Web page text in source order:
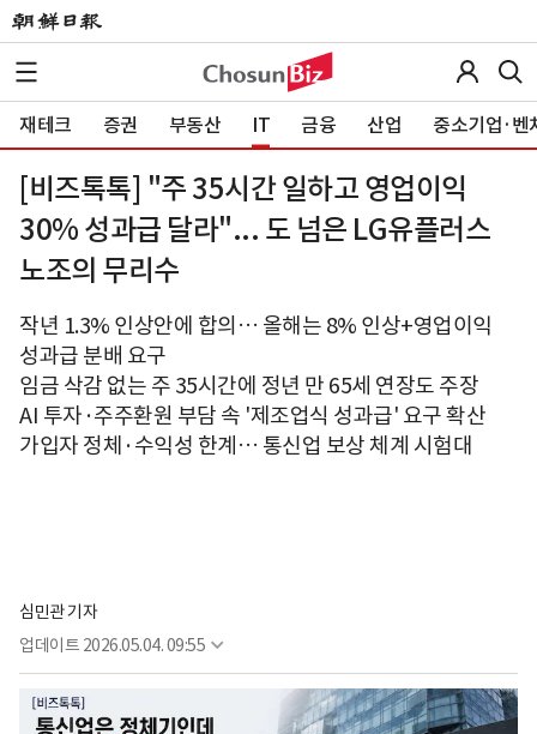
재테크 증권 부동산 IT 금융 산업 중소기업·벤
[비즈톡톡] "주 35시간 일하고 영업이익
30% 성과급 달라"... 도 넘은 LG유플러스
노조의 무리수
작년 1.3% 인상안에 합의… 올해는 8% 인상+영업이익
성과급 분배 요구
임금 삭감 없는 주 35시간에 정년 만 65세 연장도 주장
AI 투자·주주환원 부담 속 '제조업식 성과급' 요구 확산
가입자 정체·수익성 한계… 통신업 보상 체계 시험대
심민관 기자
업데이트 2026.05.04. 09:55